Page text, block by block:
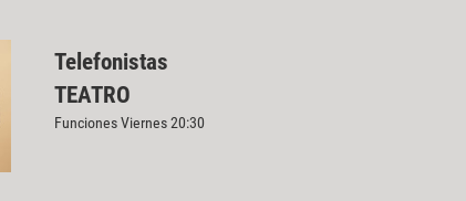
Telefonistas
TEATRO
Funciones Viernes 20:30